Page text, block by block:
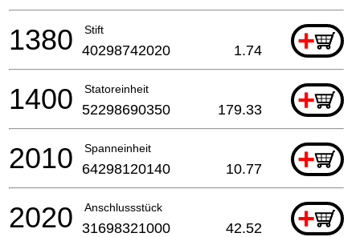
Stift +
1380 40298742020 1.74
Statoreinheit +
1400 52298690350 179.33
Spanneinheit +
2010 64298120140 10.77
Anschlussstück +
2020 31698321000 42.52